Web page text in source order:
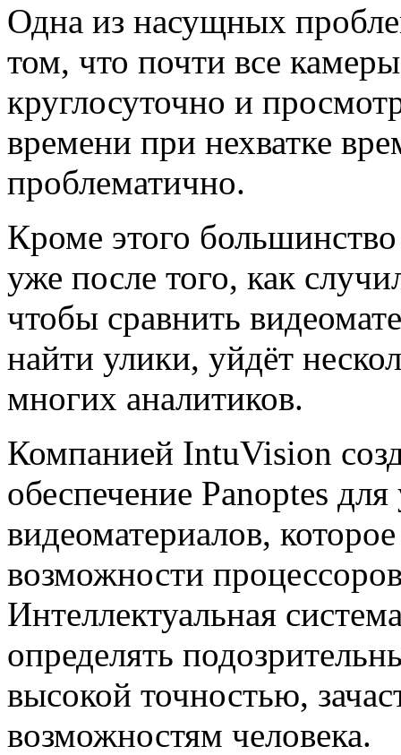
Одна из насущных
том, что почти все
круглосуточно и
времени при нехватке
проблематично.
Кроме этого
уже после того, как
чтобы сравнить
найти улики, уйдёт
многих аналитиков.
Компанией IntuVision
обеспечение Panoptes
видеоматериалов,
возможности
Интеллектуальная
определять
высокой точностью,
возможностям человека.